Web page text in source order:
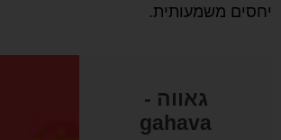
יחסים משמעותית.
גאווה -
gahava